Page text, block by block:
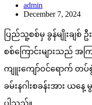
admin
December 7, 2024
ပြည်သူ့စစ်မှ ခွန်မျိုးချစ်
စစ်ကြောင်းများသည် အက
ကျူးကျော်ဝင်ရောက် တ
ခမ်းနဂါးစခန်းအား ယန
ပါသည်။